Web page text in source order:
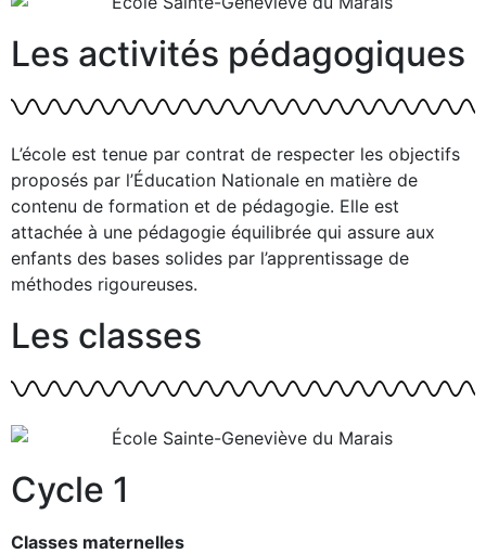
Les activités pédagogiques
L’école est tenue par contrat de respecter les objectifs
proposés par l’Éducation Nationale en matière de
contenu de formation et de pédagogie. Elle est
attachée à une pédagogie équilibrée qui assure aux
enfants des bases solides par l’apprentissage de
méthodes rigoureuses.
Les classes
Cycle 1
Classes maternelles